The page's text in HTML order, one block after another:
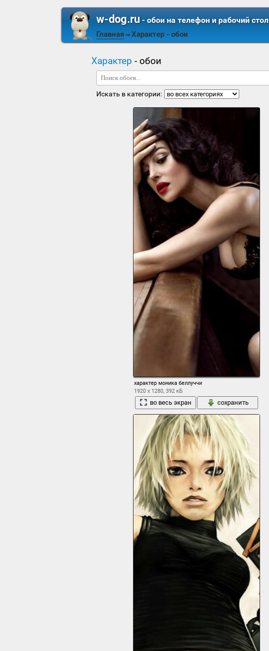
w-dog.ru- обои на телефон и рабочий стол
Главная ⇒ Характер - обои
Характер - обои
Искать в категории:
характер моника беллуччи
1920 x 1280, 392 кБ
во весь экран сохранить